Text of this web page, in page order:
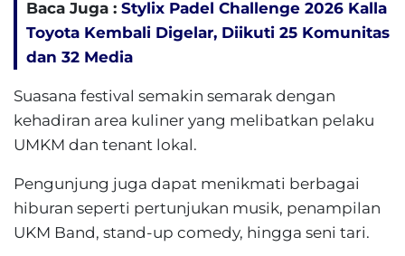
Baca Juga : Stylix Padel Challenge 2026 Kalla
Toyota Kembali Digelar, Diikuti 25 Komunitas
dan 32 Media
Suasana festival semakin semarak dengan
kehadiran area kuliner yang melibatkan pelaku
UMKM dan tenant lokal.
Pengunjung juga dapat menikmati berbagai
hiburan seperti pertunjukan musik, penampilan
UKM Band, stand-up comedy, hingga seni tari.